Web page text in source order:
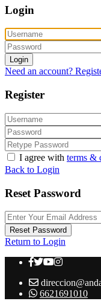
Login
Login
Need an account?
Register
I agree with terms &
Back to Login
Reset Password
Reset Password
Return to Login
6621691010